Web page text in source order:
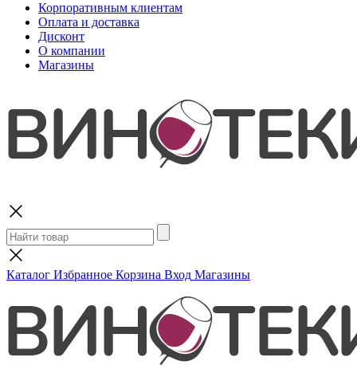
Корпоративным клиентам
Оплата и доставка
Дисконт
О компании
Магазины
Каталог Избранное Корзина Вход Магазины